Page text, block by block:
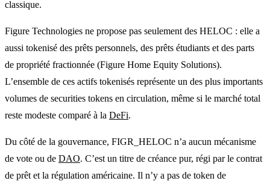
classique.
Figure Technologies ne propose pas seulement des HELOC : elle a
aussi tokenisé des prêts personnels, des prêts étudiants et des parts
de propriété fractionnée (Figure Home Equity Solutions).
L’ensemble de ces actifs tokenisés représente un des plus importants
volumes de securities tokens en circulation, même si le marché total
reste modeste comparé à la DeFi.
Du côté de la gouvernance, FIGR_HELOC n’a aucun mécanisme
de vote ou de DAO. C’est un titre de créance pur, régi par le contrat
de prêt et la régulation américaine. Il n’y a pas de token de